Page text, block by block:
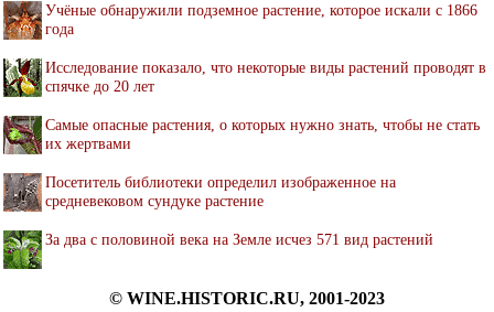
Учёные обнаружили подземное растение, которое искали с 1866
года
Исследование показало, что некоторые виды растений проводят в
спячке до 20 лет
Самые опасные растения, о которых нужно знать, чтобы не стать
их жертвами
Посетитель библиотеки определил изображенное на
средневековом сундуке растение
За два с половиной века на Земле исчез 571 вид растений
© WINE.HISTORIC.RU, 2001-2023